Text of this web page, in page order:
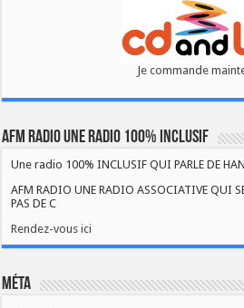
Je commande
AFM RADIO UNE RADIO 100% INCLUSIF
Une radio 100% INCLUSIF QUI PARLE DE
AFM RADIO UNE RADIO ASSOCIATIVE QUI
PAS DE C
Rendez-vous ici
Méta